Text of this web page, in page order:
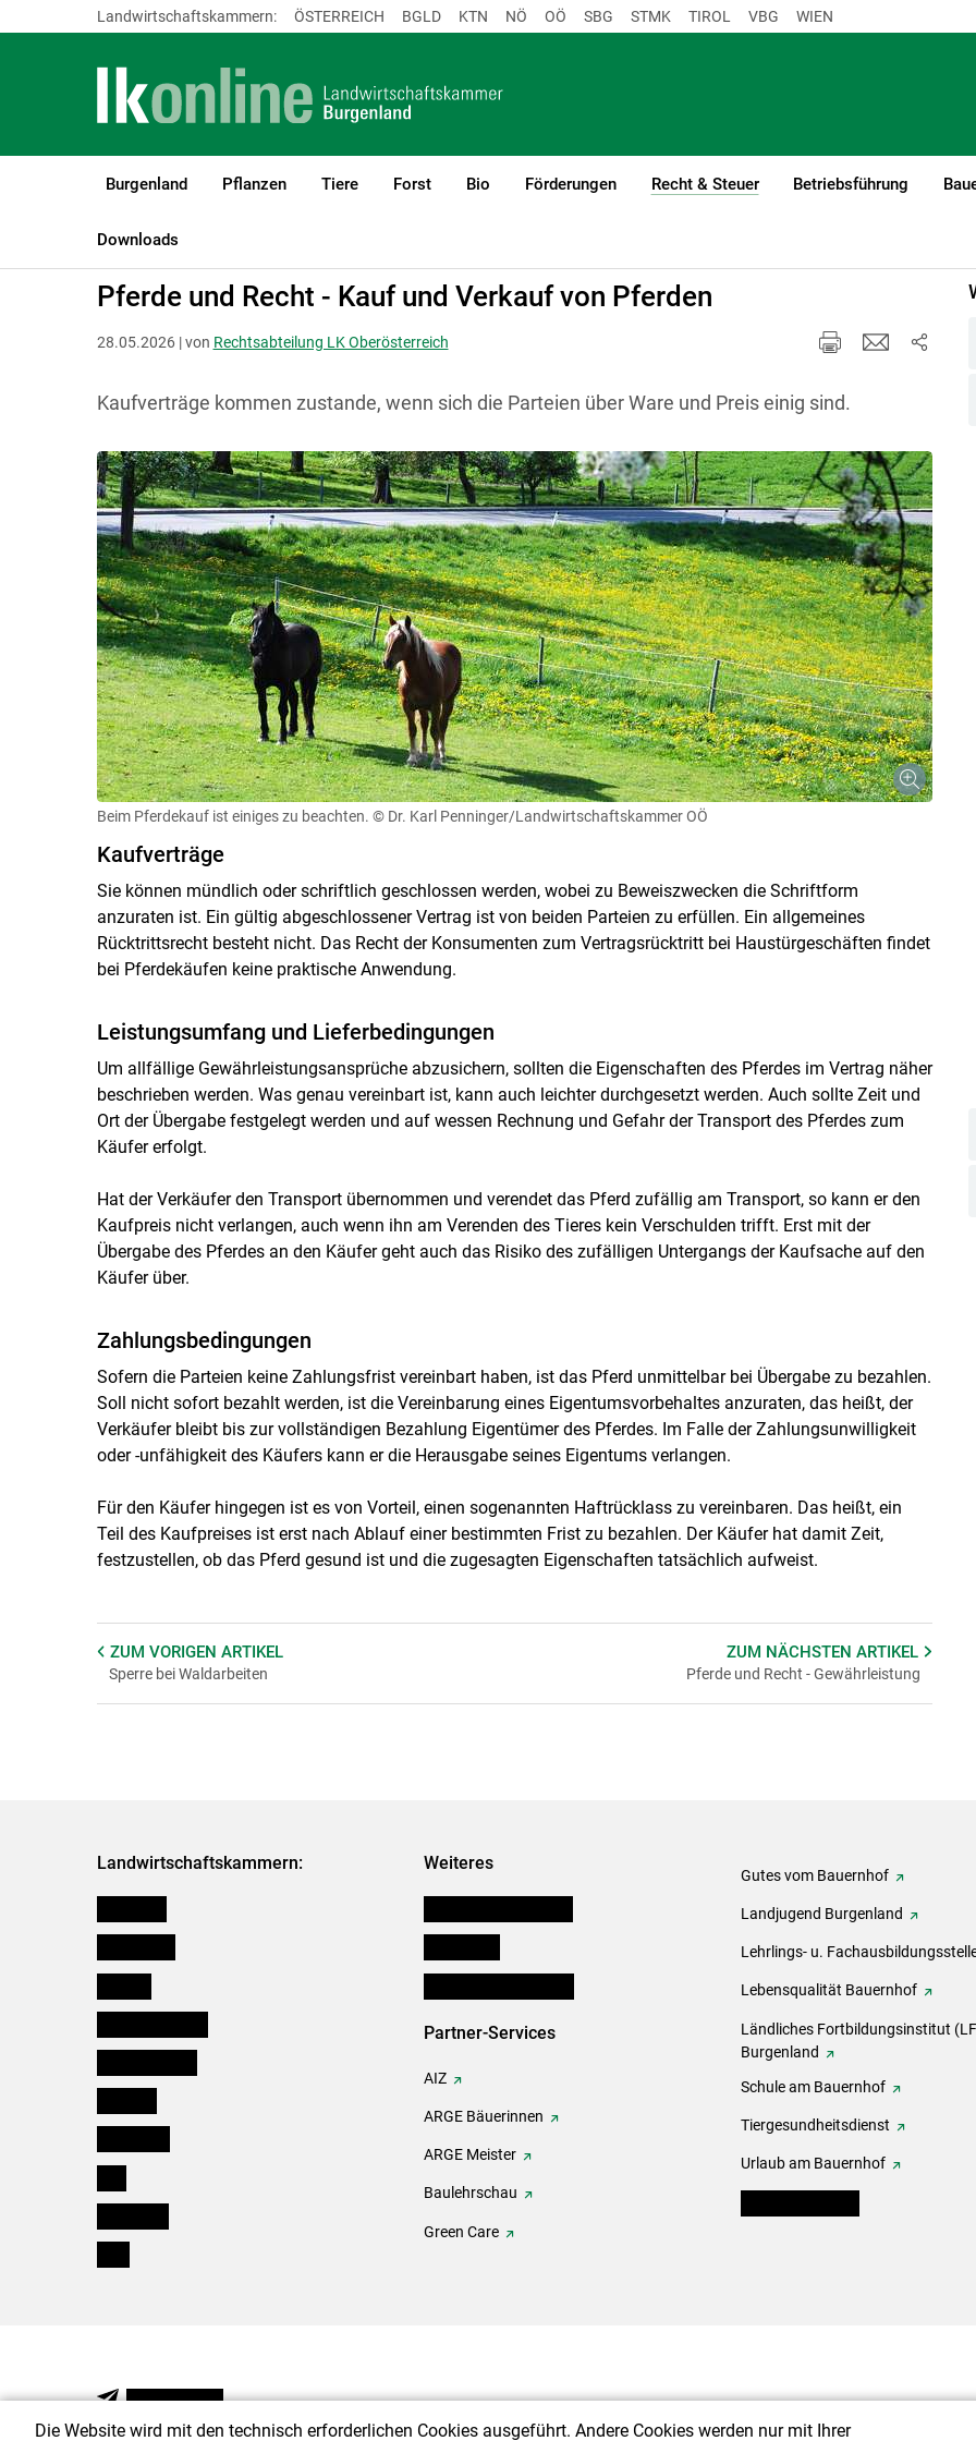
Skip to main content
Landwirtschaftskammern: ÖSTERREICH BGLD KTN NÖ OÖ SBG STMK TIROL VBG WIEN
Burgenland Pflanzen Tiere Forst Bio Förderungen Recht & Steuer
(current)1
Betriebsführung
Downloads
LK Burgenland
Pferde und Recht - Kauf und Verkauf von Pferden
28.05.2026 | von Rechtsabteilung LK Oberösterreich
Kaufverträge kommen zustande, wenn sich die Parteien über Ware und Preis einig sind.
Beim Pferdekauf ist einiges zu beachten. © Dr. Karl Penninger/Landwirtschaftskammer OÖ
Kaufverträge
Sie können mündlich oder schriftlich geschlossen werden, wobei zu Beweiszwecken die Schriftform
anzuraten ist. Ein gültig abgeschlossener Vertrag ist von beiden Parteien zu erfüllen. Ein allgemeines
Rücktrittsrecht besteht nicht. Das Recht der Konsumenten zum Vertragsrücktritt bei Haustürgeschäften findet
bei Pferdekäufen keine praktische Anwendung.
Leistungsumfang und Lieferbedingungen
Um allfällige Gewährleistungsansprüche abzusichern, sollten die Eigenschaften des Pferdes im Vertrag näher
beschrieben werden. Was genau vereinbart ist, kann auch leichter durchgesetzt werden. Auch sollte Zeit und
Ort der Übergabe festgelegt werden und auf wessen Rechnung und Gefahr der Transport des Pferdes zum
Käufer erfolgt.
Hat der Verkäufer den Transport übernommen und verendet das Pferd zufällig am Transport, so kann er den
Kaufpreis nicht verlangen, auch wenn ihn am Verenden des Tieres kein Verschulden trifft. Erst mit der
Übergabe des Pferdes an den Käufer geht auch das Risiko des zufälligen Untergangs der Kaufsache auf den
Käufer über.
Zahlungsbedingungen
Sofern die Parteien keine Zahlungsfrist vereinbart haben, ist das Pferd unmittelbar bei Übergabe zu bezahlen.
Soll nicht sofort bezahlt werden, ist die Vereinbarung eines Eigentumsvorbehaltes anzuraten, das heißt, der
Verkäufer bleibt bis zur vollständigen Bezahlung Eigentümer des Pferdes. Im Falle der Zahlungsunwilligkeit
oder -unfähigkeit des Käufers kann er die Herausgabe seines Eigentums verlangen.
Für den Käufer hingegen ist es von Vorteil, einen sogenannten Haftrücklass zu vereinbaren. Das heißt, ein
Teil des Kaufpreises ist erst nach Ablauf einer bestimmten Frist zu bezahlen. Der Käufer hat damit Zeit,
festzustellen, ob das Pferd gesund ist und die zugesagten Eigenschaften tatsächlich aufweist.
ZUM VORIGEN ARTIKEL
Sperre bei Waldarbeiten
ZUM NÄCHSTENARTIKEL
Pferde und Recht - Gewährleistung
Landwirtschaftskammern: Weiteres
Partner-Services
AIZ
ARGE Bäuerinnen
ARGE Meister
Baulehrschau
Green Care
Gutes vom Bauernhof
Landjugend Burgenland
Lehrlings- u.
Lebensqualität Bauernhof
Ländliches Fortbildungsinstitut
Burgenland
Schule am Bauernhof
Tiergesundheitsdienst
Urlaub am Bauernhof
NEWSLETTER
Die Website wird mit den technisch erforderlichen Cookies ausgeführt. Andere Cookies werden nur mit Ihrer